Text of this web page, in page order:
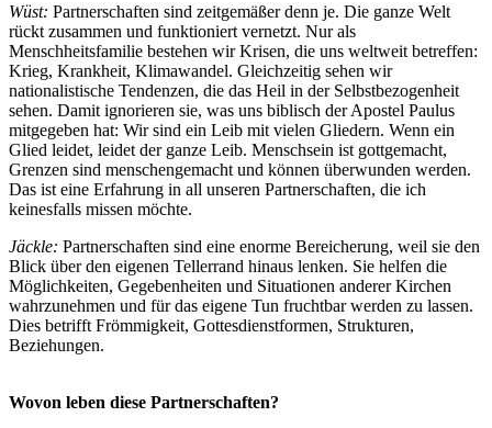
Wüst: Partnerschaften sind zeitgemäßer denn je. Die ganze Welt
rückt zusammen und funktioniert vernetzt. Nur als
Menschheitsfamilie bestehen wir Krisen, die uns weltweit betreffen:
Krieg, Krankheit, Klimawandel. Gleichzeitig sehen wir
nationalistische Tendenzen, die das Heil in der Selbstbezogenheit
sehen. Damit ignorieren sie, was uns biblisch der Apostel Paulus
mitgegeben hat: Wir sind ein Leib mit vielen Gliedern. Wenn ein
Glied leidet, leidet der ganze Leib. Menschsein ist gottgemacht,
Grenzen sind menschengemacht und können überwunden werden.
Das ist eine Erfahrung in all unseren Partnerschaften, die ich
keinesfalls missen möchte.
Jäckle: Partnerschaften sind eine enorme Bereicherung, weil sie den
Blick über den eigenen Tellerrand hinaus lenken. Sie helfen die
Möglichkeiten, Gegebenheiten und Situationen anderer Kirchen
wahrzunehmen und für das eigene Tun fruchtbar werden zu lassen.
Dies betrifft Frömmigkeit, Gottesdienstformen, Strukturen,
Beziehungen.
Wovon leben diese Partnerschaften?